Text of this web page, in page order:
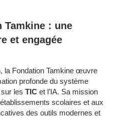
Tamkine : une
et engagée
la Fondation Tamkine œuvre
profonde du système
les TIC et l’IA. Sa mission
scolaires et aux
des outils modernes et